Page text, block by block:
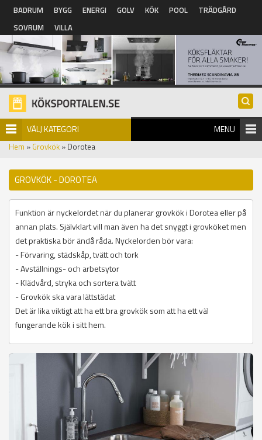
Hoppa till huvudinnehåll
BADRUM BYGG ENERGI GOLV KÖK POOL
TRÄDGÅRD
SOVRUM
VILLA
VÄLJ KATEGORI MENU
Hem » Grovkök » Dorotea
GROVKÖK - DOROTEA
Funktion är nyckelordet när du planerar grovkök i Dorotea eller på
annan plats. Självklart vill man även ha det snyggt i grovköket men
det praktiska bör ändå råda. Nyckelorden bör vara:
- Förvaring, städskåp, tvätt och tork
- Avställnings- och arbetsytor
- Klädvård, stryka och sortera tvätt
- Grovkök ska vara lättstädat
Det är lika viktigt att ha ett bra grovkök som att ha ett väl
fungerande kök i sitt hem.